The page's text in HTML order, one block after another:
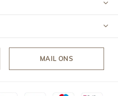
MAIL ONS